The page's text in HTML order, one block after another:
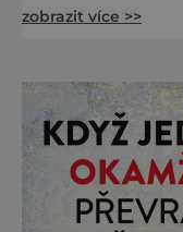
Šumavy.
Můstek si
charakter, klid
šumavských
zobrazit více >>